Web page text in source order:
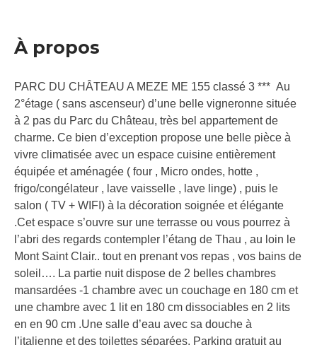
À propos
PARC DU CHÂTEAU A MEZE ME 155 classé 3 *** Au
2°étage ( sans ascenseur) d’une belle vigneronne située
à 2 pas du Parc du Château, très bel appartement de
charme. Ce bien d’exception propose une belle pièce à
vivre climatisée avec un espace cuisine entièrement
équipée et aménagée ( four , Micro ondes, hotte ,
frigo/congélateur , lave vaisselle , lave linge) , puis le
salon ( TV + WIFI) à la décoration soignée et élégante
.Cet espace s’ouvre sur une terrasse ou vous pourrez à
l’abri des regards contempler l’étang de Thau , au loin le
Mont Saint Clair.. tout en prenant vos repas , vos bains de
soleil…. La partie nuit dispose de 2 belles chambres
mansardées -1 chambre avec un couchage en 180 cm et
une chambre avec 1 lit en 180 cm dissociables en 2 lits
en en 90 cm .Une salle d’eau avec sa douche à
l’italienne et des toilettes séparées. Parking gratuit au